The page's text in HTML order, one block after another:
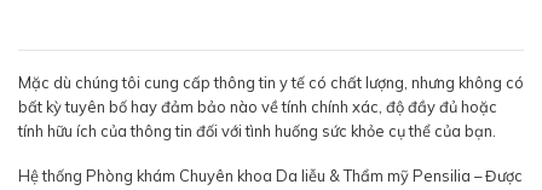
Mặc dù chúng tôi cung cấp thông tin y tế có chất lượng, nhưng không có
bất kỳ tuyên bố hay đảm bảo nào về tính chính xác, độ đầy đủ hoặc
tính hữu ích của thông tin đối với tình huống sức khỏe cụ thể của bạn.
Hệ thống Phòng khám Chuyên khoa Da liễu & Thẩm mỹ Pensilia – Được